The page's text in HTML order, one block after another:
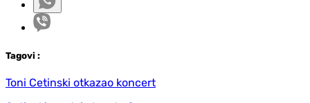
Tagovi :
Toni Cetinski otkazao koncert